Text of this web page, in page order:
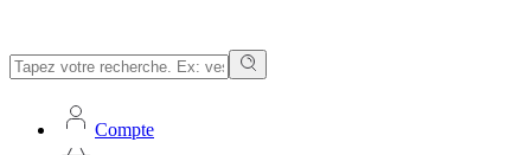
Compte